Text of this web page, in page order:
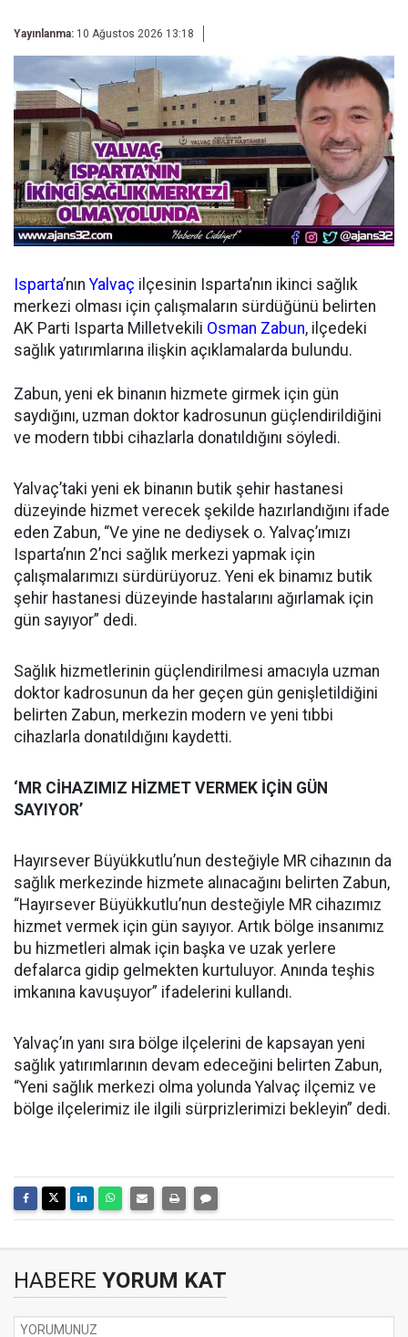
Yayınlanma: 10 Ağustos 2026 13:18
Isparta’nınYalvaç ilçesinin Isparta’nın ikinci sağlık
merkezi olması için çalışmaların sürdüğünü belirten
AK Parti Isparta Milletvekili Osman Zabun, ilçedeki
sağlık yatırımlarına ilişkin açıklamalarda bulundu.
Zabun, yeni ek binanın hizmete girmek için gün
saydığını, uzman doktor kadrosunun güçlendirildiğini
ve modern tıbbi cihazlarla donatıldığını söyledi.
Yalvaç’taki yeni ek binanın butik şehir hastanesi
düzeyinde hizmet verecek şekilde hazırlandığını ifade
eden Zabun, “Ve yine ne dediysek o. Yalvaç’ımızı
Isparta’nın 2’nci sağlık merkezi yapmak için
çalışmalarımızı sürdürüyoruz. Yeni ek binamız butik
şehir hastanesi düzeyinde hastalarını ağırlamak için
gün sayıyor” dedi.
Sağlık hizmetlerinin güçlendirilmesi amacıyla uzman
doktor kadrosunun da her geçen gün genişletildiğini
belirten Zabun, merkezin modern ve yeni tıbbi
cihazlarla donatıldığını kaydetti.
‘MR CİHAZIMIZ HİZMET VERMEK İÇİN GÜN
SAYIYOR’
Hayırsever Büyükkutlu’nun desteğiyle MR cihazının da
sağlık merkezinde hizmete alınacağını belirten Zabun,
“Hayırsever Büyükkutlu’nun desteğiyle MR cihazımız
hizmet vermek için gün sayıyor. Artık bölge insanımız
bu hizmetleri almak için başka ve uzak yerlere
defalarca gidip gelmekten kurtuluyor. Anında teşhis
imkanına kavuşuyor” ifadelerini kullandı.
Yalvaç’ın yanı sıra bölge ilçelerini de kapsayan yeni
sağlık yatırımlarının devam edeceğini belirten Zabun,
“Yeni sağlık merkezi olma yolunda Yalvaç ilçemiz ve
bölge ilçelerimiz ile ilgili sürprizlerimizi bekleyin” dedi.
HABERE YORUM KAT